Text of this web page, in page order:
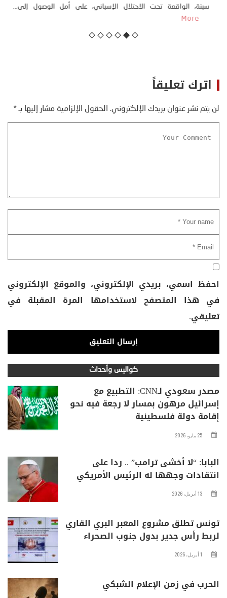
كتب: منذر بالضيافي بدأت قصتي مع التغييرات المناخية ” المتطرفة”،
منذ نهاية ثمانينات القرن الماضي، حين أطردنا ...
اترك تعليقاً
لن يتم نشر عنوان بريدك الإلكتروني. الحقول الإلزامية مشار إليها بـ*
احفظ اسمي، بريدي الإلكتروني، والموقع الإلكتروني
في هذا المتصفح لاستخدامها المرة المقبلة في
تعليقي.
كواليس وأحداث
مصدر سعودي لـCNN: التطبيع مع
إسرائيل مرهون بمسار لا رجعة فيه نحو
إقامة دولة فلسطينية
25 مايو، 2026
البابا: “لا أخشى ترامب” .. ردا على
انتقادات وجهها له الرئيس الأمريكي
13 أبريل، 2026
تونس تطلق مشروع المعبر البري القاري
لربط رأس جدير بدول جنوب الصحراء
1 أبريل، 2026
الحرب في زمن الإعلام الشبكي